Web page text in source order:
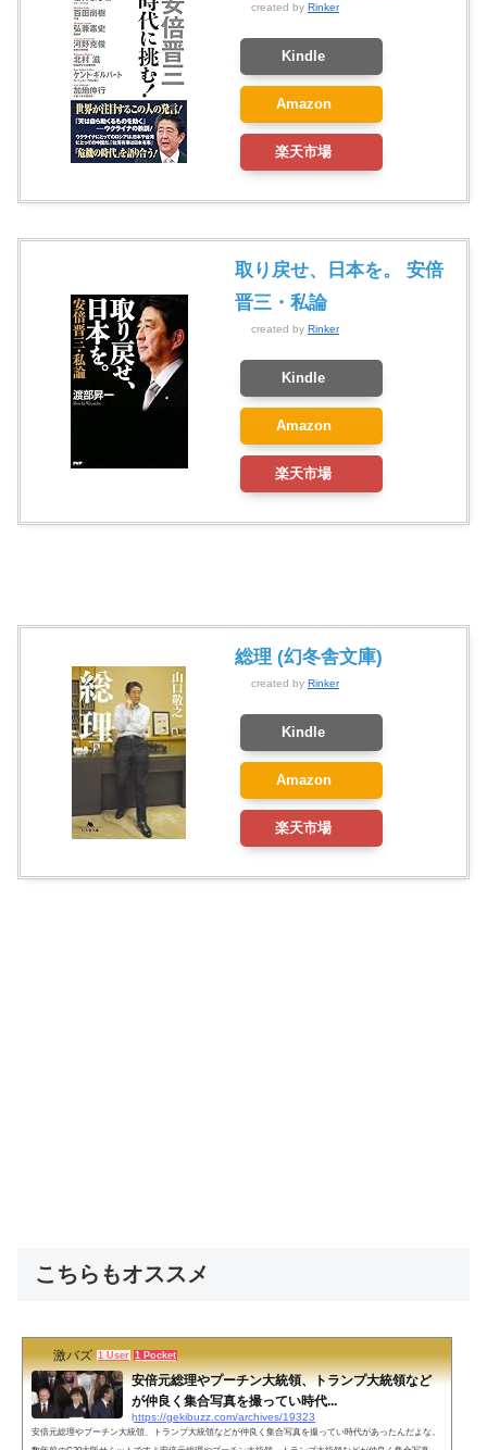
created by Rinker
Kindle
Amazon
楽天市場
取り戻せ、日本を。 安倍
晋三・私論
created by Rinker
Kindle
Amazon
楽天市場
総理 (幻冬舎文庫)
created by Rinker
Kindle
Amazon
楽天市場
こちらもオススメ
激バズ 1 User 1 Pocket
安倍元総理やプーチン大統領、トランプ大統領など
が仲良く集合写真を撮ってい時代...
https://gekibuzz.com/archives/19323
安倍元総理やプーチン大統領、トランプ大統領などが仲良く集合写真を撮ってい時代があったんだよな。